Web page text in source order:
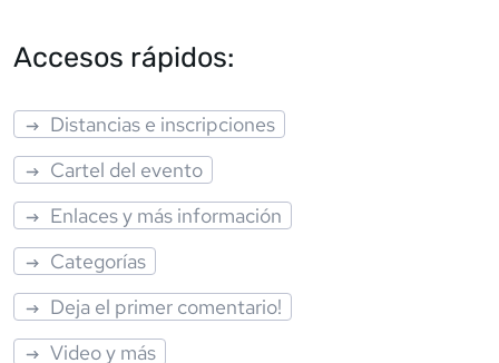
Accesos rápidos:
Distancias e inscripciones
Cartel del evento
Enlaces y más información
Categorías
Deja el primer comentario!
Video y más